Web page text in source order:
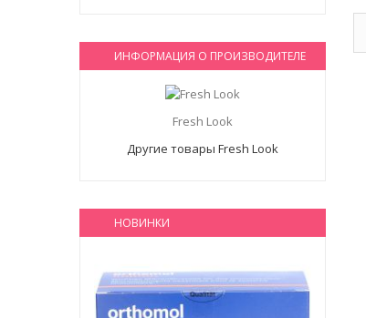
ИНФОРМАЦИЯ О ПРОИЗВОДИТЕЛЕ
Fresh Look
Другие товары Fresh Look
НОВИНКИ